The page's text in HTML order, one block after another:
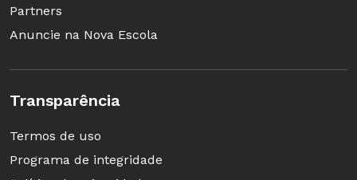
Partners
Anuncie na Nova Escola
Transparência
Termos de uso
Programa de integridade